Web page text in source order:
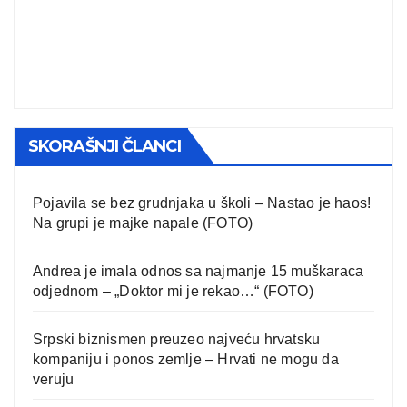
SKORAŠNJI ČLANCI
Pojavila se bez grudnjaka u školi – Nastao je haos!
Na grupi je majke napale (FOTO)
Andrea je imala odnos sa najmanje 15 muškaraca
odjednom – „Doktor mi je rekao…“ (FOTO)
Srpski biznismen preuzeo najveću hrvatsku
kompaniju i ponos zemlje – Hrvati ne mogu da
veruju